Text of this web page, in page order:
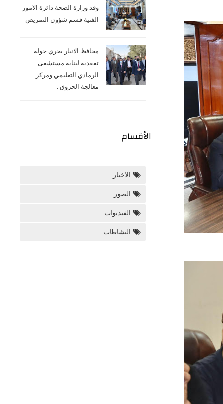
وفد وزارة الصحة دائرة الامور
الفنية قسم شؤون التمريض
محافظ الانبار يجري جوله
تفقدية لبناية مستشفى
الرمادي التعليمي ومركز
معالجة الحروق .
الأقسام
الاخبار
الصور
الفيديوات
النشاطات